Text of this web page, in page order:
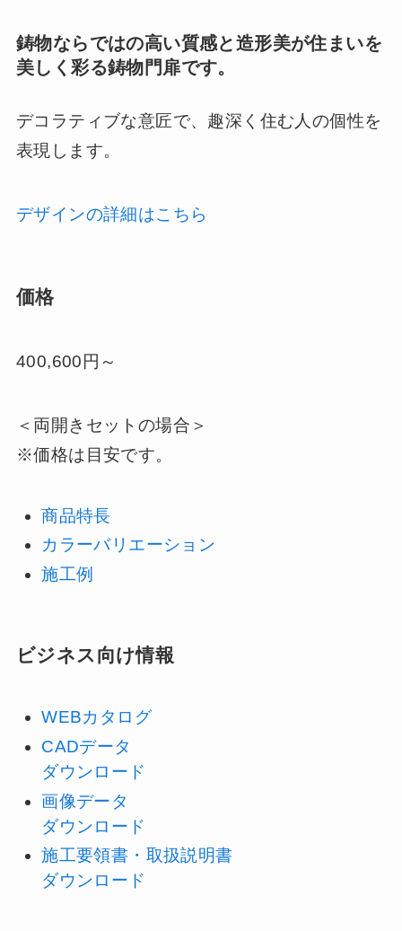
鋳物ならではの高い質感と造形美が住まいを
美しく彩る鋳物門扉です。
デコラティブな意匠で、趣深く住む人の個性を
表現します。
デザインの詳細はこちら
価格
400,600円～
＜両開きセットの場合＞
※価格は目安です。
商品特長
カラーバリエーション
施工例
ビジネス向け情報
WEBカタログ
CADデータ
ダウンロード
画像データ
ダウンロード
施工要領書・取扱説明書
ダウンロード